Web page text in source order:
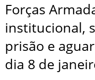
Forças
institucional,
prisão e
dia 8 de